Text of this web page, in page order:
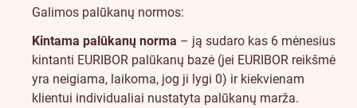
Galimos palūkanų normos:
Kintama palūkanų norma – ją sudaro kas 6 mėnesius
kintanti EURIBOR palūkanų bazė (jei EURIBOR reikšmė
yra neigiama, laikoma, jog ji lygi 0) ir kiekvienam
klientui individualiai nustatyta palūkanų marža.